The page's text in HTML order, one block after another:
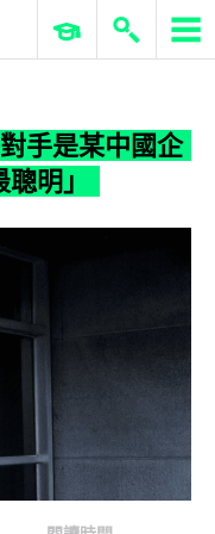
ERP 與商業 AI
手是某中國企
明」